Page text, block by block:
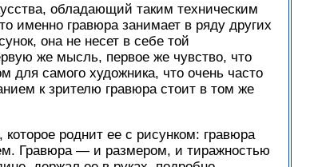
обладающий таким техническим
именно гравюра занимает в ряду других
она не несет в себе той
же мысль, первое же чувство, что
для самого художника, что очень часто
к зрителю гравюра стоит в том же
которое роднит ее с рисунком: гравюра
Гравюра — и размером, и тиражностью